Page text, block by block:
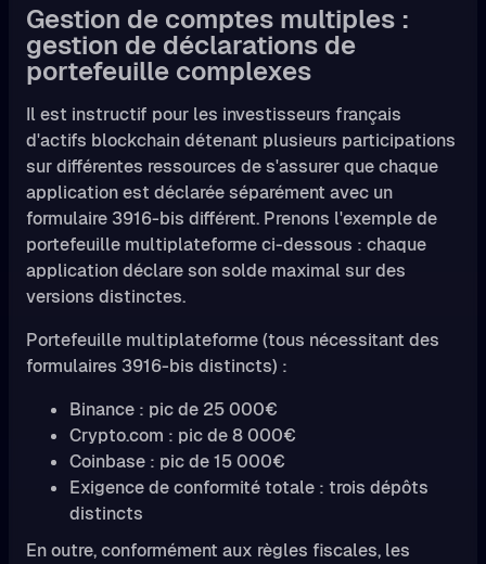
Gestion de comptes multiples :
gestion de déclarations de
portefeuille complexes
Il est instructif pour les investisseurs français
d'actifs blockchain détenant plusieurs participations
sur différentes ressources de s'assurer que chaque
application est déclarée séparément avec un
formulaire 3916-bis différent. Prenons l'exemple de
portefeuille multiplateforme ci-dessous : chaque
application déclare son solde maximal sur des
versions distinctes.
Portefeuille multiplateforme (tous nécessitant des
formulaires 3916-bis distincts) :
Binance : pic de 25 000€
Crypto.com : pic de 8 000€
Coinbase : pic de 15 000€
Exigence de conformité totale : trois dépôts
distincts
En outre, conformément aux règles fiscales, les